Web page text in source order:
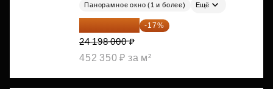
Панорамное окно (1 и более) Ещё
20 084 340 ₽ -17%
24 198 000 ₽
452 350 ₽ за м²